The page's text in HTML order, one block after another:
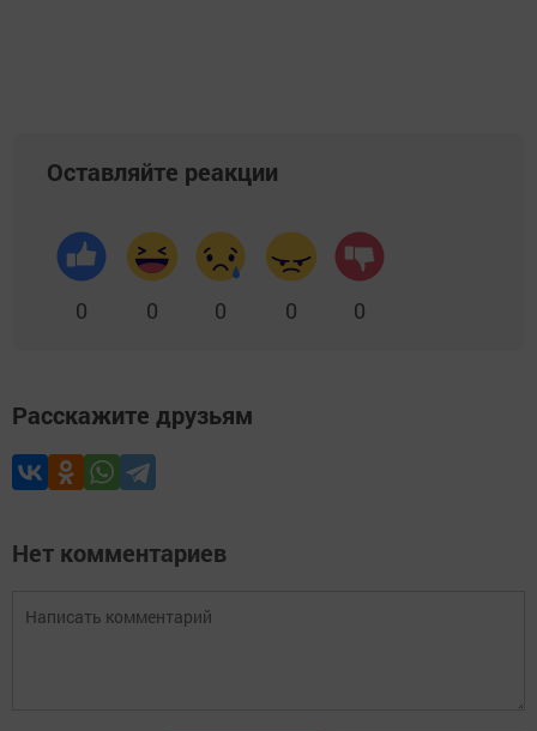
Оставляйте реакции
0 0 0 0 0
Расскажите друзьям
Нет комментариев